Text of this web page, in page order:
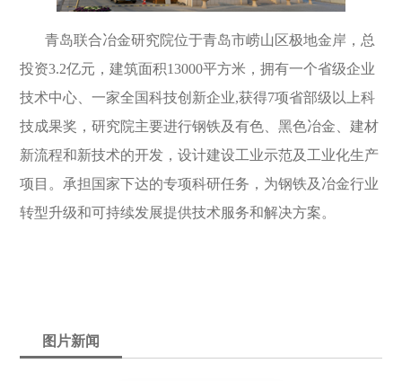
青岛联合冶金研究院位于青岛市崂山区极地金岸，总
投资3.2亿元，建筑面积13000平方米，拥有一个省级企业
技术中心、一家全国科技创新企业,获得7项省部级以上科
技成果奖，研究院主要进行钢铁及有色、黑色冶金、建材
新流程和新技术的开发，设计建设工业示范及工业化生产
项目。承担国家下达的专项科研任务，为钢铁及冶金行业
转型升级和可持续发展提供技术服务和解决方案。
图片新闻